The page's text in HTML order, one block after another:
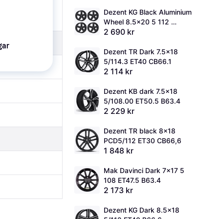
Dezent KG Black Aluminium
Wheel 8.5x20 5 112
ET38.5
2 690 kr
Dezent TR Dark 7.5x18
5/114.3 ET40 CB66.1
2 114 kr
Dezent KB dark 7.5x18
5/108.00 ET50.5 B63.4
2 229 kr
Dezent TR black 8x18
PCD5/112 ET30 CB66,6
1 848 kr
Mak Davinci Dark 7x17 5
108 ET47.5 B63.4
2 173 kr
Dezent KG Dark 8.5x18